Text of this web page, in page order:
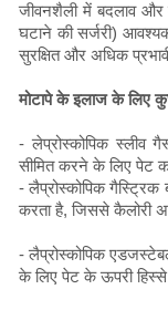
जीवनशैली में बदलाव और
घटाने की सर्जरी)
सुरक्षित और अधिक
मोटापे के इलाज के लिए
- लेप्रोस्कोपिक
सीमित करने के लिए पेट
- लैप्रोस्कोपिक
करता है, जिससे कैलोरी
- लैप्रोस्कोपिक
के लिए पेट के ऊपरी